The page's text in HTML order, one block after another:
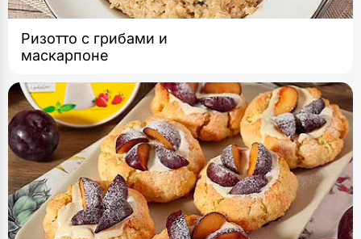
Ризотто с грибами и
маскарпоне